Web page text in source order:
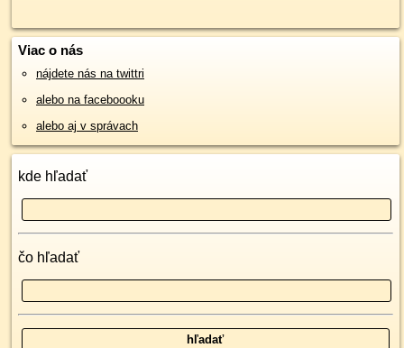
Viac o nás
nájdete nás na twittri
alebo na faceboooku
alebo aj v správach
kde hľadať
čo hľadať